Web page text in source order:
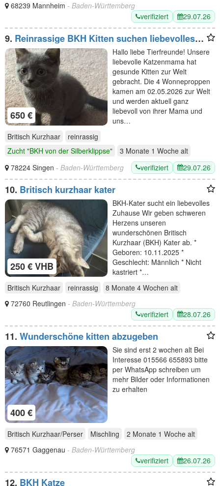
68239 Mannheim - Baden-Württemberg
verifiziert
29.07.26
9. Reinrassige BKH Kitten suchen liebevolles
Zuhause
650 €
Hallo liebe Tierfreunde! Unsere
liebevolle Katzenmama hat
gesunde Kitten zur Welt
gebracht. Die 4 Wonneproppen
kamen am 02.05.2026 zur Welt
und werden aktuell ganz
liebevoll von ihrer Mama und
uns…
Britisch Kurzhaar
reinrassig
Zucht "BKH von der Silberklippse"
3 Monate 1 Woche alt
78224 Singen - Baden-Württemberg verifiziert 29.07.26
10. Britisch kurzhaar kater
250 € VHB
BKH-Kater sucht ein liebevolles
Zuhause Wir geben schweren
Herzens unseren
wunderschönen Britisch
Kurzhaar (BKH) Kater ab. *
Geboren: 10.11.2025 *
Geschlecht: Männlich * Nicht
kastriert *…
Britisch Kurzhaar
reinrassig 8 Monate 4 Wochen alt
72760 Reutlingen - Baden-Württemberg
verifiziert
28.07.26
11. Wunderschöne kitten abzugeben
400 €
Sie sind erst 2 wochen alt Bei
Interesse 015566 655893 bitte
per WhatsApp schreiben um
mehr Bilder oder Informationen
zu erhalten
Britisch Kurzhaar/Perser Mischling 2 Monate 1 Woche alt
76571 Gaggenau - Baden-Württemberg
verifiziert
26.07.26
12. BKH Katze